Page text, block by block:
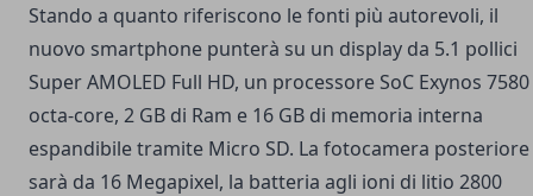
Stando a quanto riferiscono le fonti più autorevoli, il
nuovo smartphone punterà su un display da 5.1 pollici
Super AMOLED Full HD, un processore SoC Exynos 7580
octa-core, 2 GB di Ram e 16 GB di memoria interna
espandibile tramite Micro SD. La fotocamera posteriore
sarà da 16 Megapixel, la batteria agli ioni di litio 2800